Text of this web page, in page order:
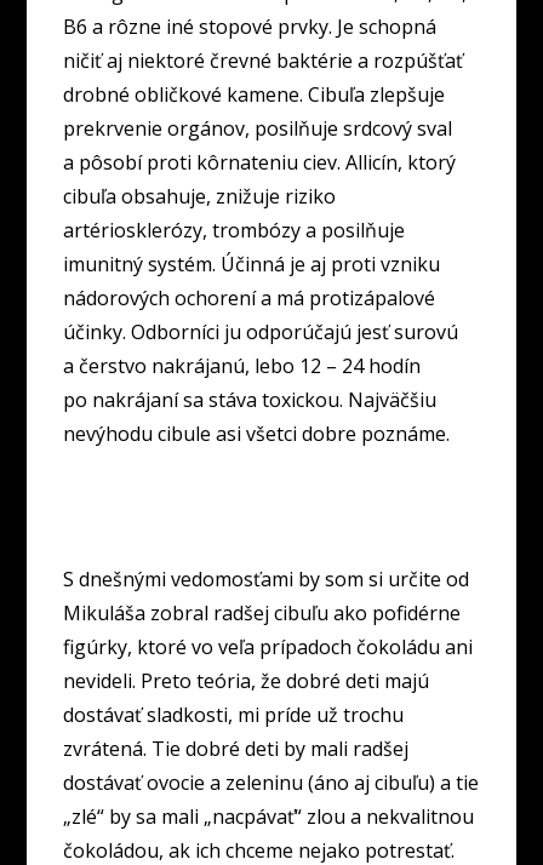
B6 a rôzne iné stopové prvky. Je schopná
ničiť aj niektoré črevné baktérie a rozpúšťať
drobné obličkové kamene. Cibuľa zlepšuje
prekrvenie orgánov, posilňuje srdcový sval
a pôsobí proti kôrnateniu ciev. Allicín, ktorý
cibuľa obsahuje, znižuje riziko
artériosklerózy, trombózy a posilňuje
imunitný systém. Účinná je aj proti vzniku
nádorových ochorení a má protizápalové
účinky. Odborníci ju odporúčajú jesť surovú
a čerstvo nakrájanú, lebo 12 – 24 hodín
po nakrájaní sa stáva toxickou. Najväčšiu
nevýhodu cibule asi všetci dobre poznáme.
S dnešnými vedomosťami by som si určite od
Mikuláša zobral radšej cibuľu ako pofidérne
figúrky, ktoré vo veľa prípadoch čokoládu ani
nevideli. Preto teória, že dobré deti majú
dostávať sladkosti, mi príde už trochu
zvrátená. Tie dobré deti by mali radšej
dostávať ovocie a zeleninu (áno aj cibuľu) a tie
„zlé“ by sa mali „nacpávať“ zlou a nekvalitnou
čokoládou, ak ich chceme nejako potrestať.